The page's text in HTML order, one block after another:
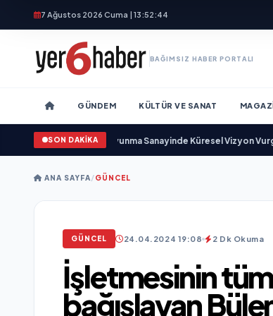
7 Ağustos 2026 Cuma | 13:52:46
BAĞIMSIZ HABER PORTALI
GÜNDEM KÜLTÜR VE SANAT
SON DAKİKA
Açıkladı ve Savunma Sanayinde Küresel Vizyon Vurgusu•
ANA SAYFA/GÜNCEL
GÜNCEL 24.04.2024 19:08 2 Dk Okuma
İşletmesinin
bağışlayan